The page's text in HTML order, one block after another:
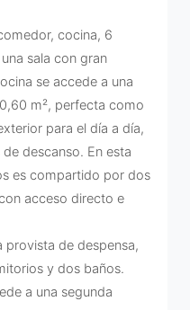
cocina, 6
sala con gran
se accede a una
m², perfecta como
para el día a día,
descanso. En esta
es compartido por dos
acceso directo e
provista de despensa,
y dos baños.
a una segunda